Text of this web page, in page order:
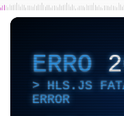
ERRO
HLS.JS
ERROR